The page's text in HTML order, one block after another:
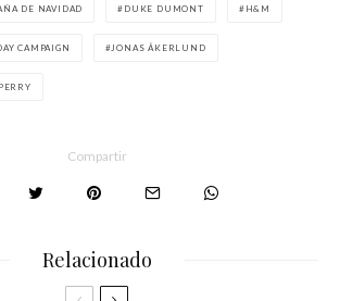
DE NAVIDAD DUKE DUMONT H&M
CAMPAIGN JONAS ÅKERLUND
Compartir
Relacionado